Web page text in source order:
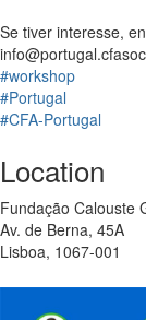
Se tiver interesse,
#workshop
#Portugal
#CFA-Portugal
Location
Fundação Calouste
Av. de Berna, 45A
Lisboa, 1067-001